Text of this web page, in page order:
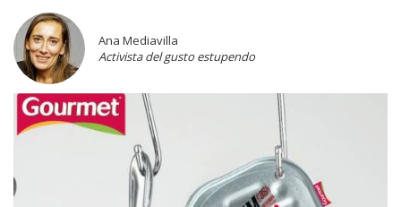
Ana Mediavilla
Activista del gusto estupendo